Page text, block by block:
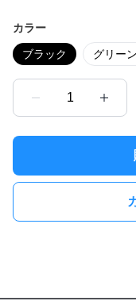
カラー
ブラック グリーン
1